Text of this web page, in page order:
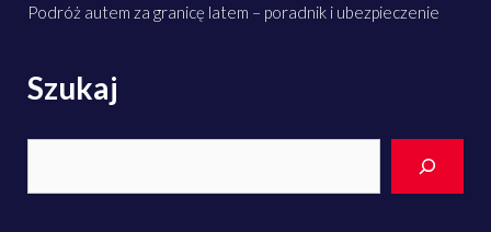
Podróż autem za granicę latem – poradnik i ubezpieczenie
Szukaj